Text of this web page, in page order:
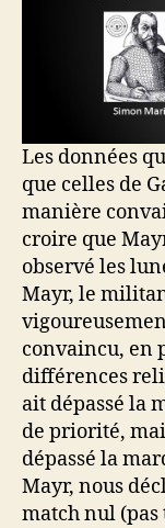
Les données
que celles de
manière
croire que
observé les
Mayr, le
convaincu, en
différences
ait dépassé la
de priorité,
dépassé la
Mayr, nous
match nul